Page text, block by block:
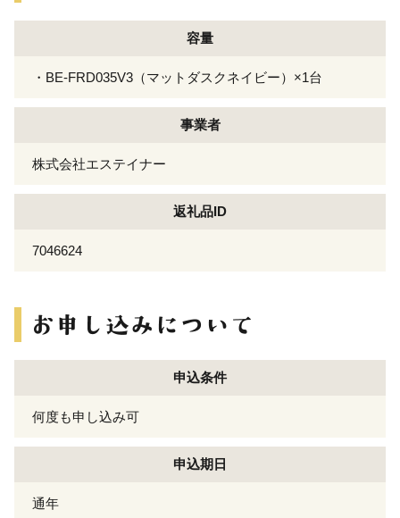
容量
・BE-FRD035V3（マットダスクネイビー）×1台
事業者
株式会社エステイナー
返礼品ID
7046624
申込条件
何度も申し込み可
申込期日
通年